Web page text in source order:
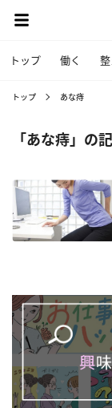
トップ 働く
トップ あな痔
「あな痔」の